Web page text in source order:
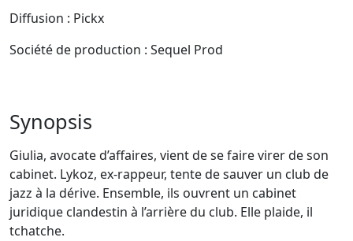
Diffusion : Pickx
Société de production : Sequel Prod
Synopsis
Giulia, avocate d’affaires, vient de se faire virer de son
cabinet. Lykoz, ex-rappeur, tente de sauver un club de
jazz à la dérive. Ensemble, ils ouvrent un cabinet
juridique clandestin à l’arrière du club. Elle plaide, il
tchatche.